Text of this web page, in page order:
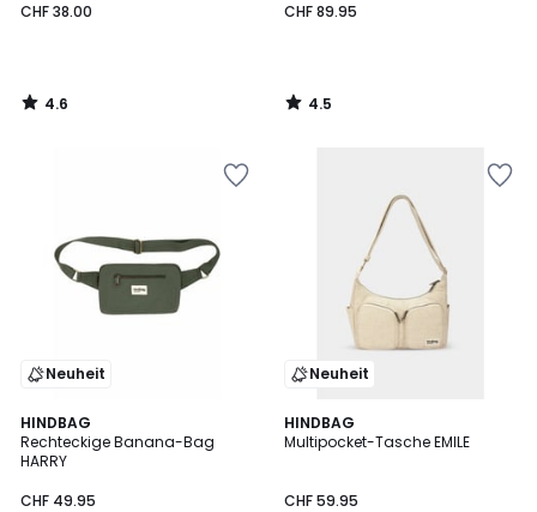
CHF 38.00
4.6
/
CHF 89.95
4.5
/
Neuheit
HINDBAG
Rechteckige Banana-Bag
HARRY
CHF 49.95
5
/
5
Neuheit
HINDBAG
Multipocket-Tasche EMILE
CHF 59.95
2
Farben